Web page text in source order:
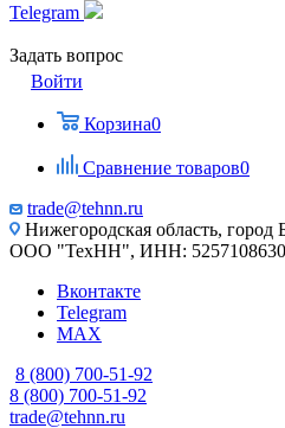
Telegram
Задать вопрос
Войти
Корзина0
Сравнение товаров0
trade@tehnn.ru
Нижегородская область, город
ООО "ТехНН", ИНН:
Вконтакте
Telegram
MAX
8 (800) 700-51-92
8 (800) 700-51-92
trade@tehnn.ru